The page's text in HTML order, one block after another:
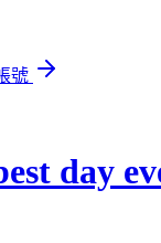
號
day